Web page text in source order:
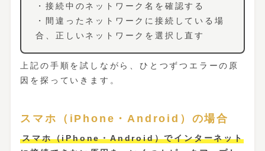
・接続中のネットワーク名を確認する
・間違ったネットワークに接続している場
合、正しいネットワークを選択し直す
上記の手順を試しながら、ひとつずつエラーの原
因を探っていきます。
スマホ（iPhone・Android）の場合
スマホ（iPhone・Android）でインターネット